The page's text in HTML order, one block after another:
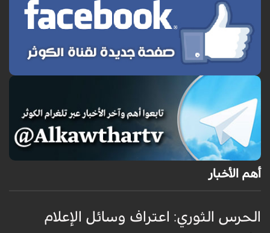
أهم الأخبار
الحرس الثوري: اعتراف وسائل الإعلام